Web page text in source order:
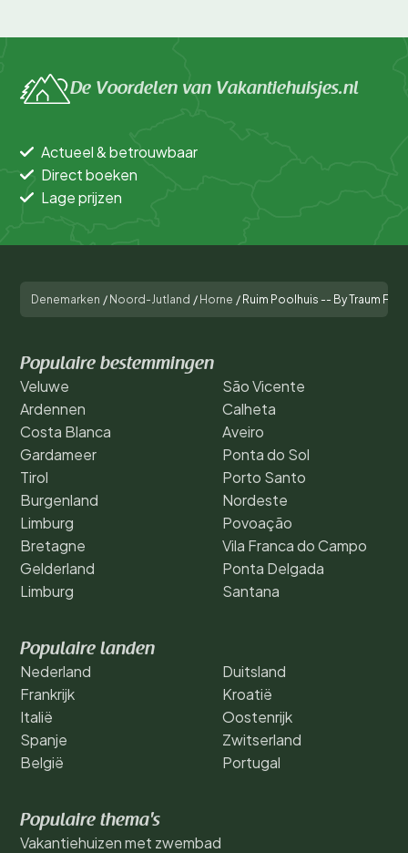
De Voordelen van Vakantiehuisjes.nl
Actueel & betrouwbaar
Direct boeken
Lage prijzen
Denemarken / Noord-Jutland / Horne / Ruim Poolhuis -- By Traum
Populaire bestemmingen
Veluwe
Ardennen
Costa Blanca
Gardameer
Tirol
Burgenland
Limburg
Bretagne
Gelderland
Limburg
São Vicente
Calheta
Aveiro
Ponta do Sol
Porto Santo
Nordeste
Povoação
Vila Franca do Campo
Ponta Delgada
Santana
Populaire landen
Nederland
Frankrijk
Italië
Spanje
België
Duitsland
Kroatië
Oostenrijk
Zwitserland
Portugal
Populaire thema's
Vakantiehuizen met zwembad